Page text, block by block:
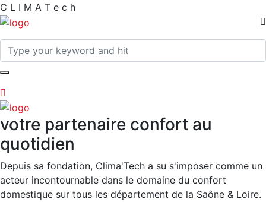
C L I M A T e c h
votre partenaire confort au
quotidien
Depuis sa fondation, Clima'Tech a su s'imposer comme un
acteur incontournable dans le domaine du confort
domestique sur tous les département de la Saône & Loire.